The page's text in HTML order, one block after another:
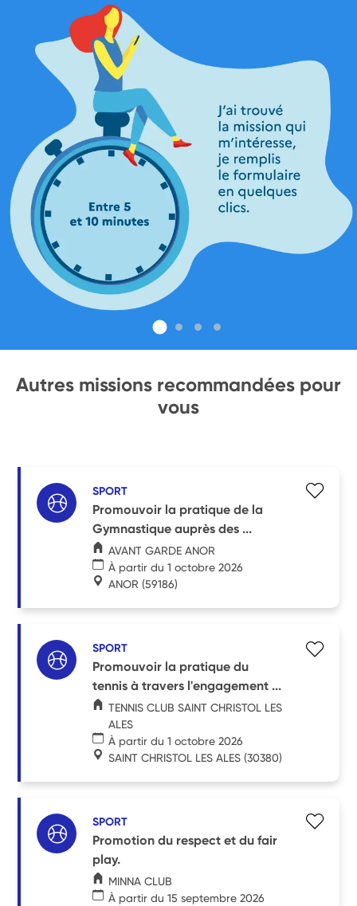
Autres missions recommandées pour
vous
SPORT
Promouvoir la pratique de la
Gymnastique auprès des ...
AVANT GARDE ANOR
À partir du 1 octobre 2026
ANOR (59186)
SPORT
Promouvoir la pratique du
tennis à travers l'engagement ...
TENNIS CLUB SAINT CHRISTOL LES
ALES
À partir du 1 octobre 2026
SAINT CHRISTOL LES ALES (30380)
SPORT
Promotion du respect et du fair
play.
MINNA CLUB
À partir du 15 septembre 2026